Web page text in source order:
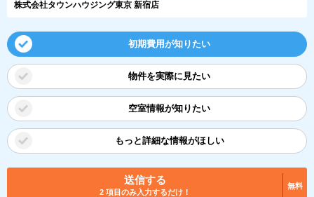
株式会社タウンハウジング東京 新宿店
初期費用が知りたい
物件を実際に見たい
空室情報が知りたい
もっと詳細な情報がほしい
送信する
2 項目のみ入力するだけ！
無料